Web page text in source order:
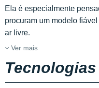
Ela é especialmente
procuram um modelo
ar livre.
Ver mais
Tecnologias